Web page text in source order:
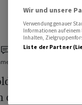
Delhaize
Aussichten.
Wir und unsere
Verwendung genauer
Informationen auf einem
Inhalten,
Liste der Partner